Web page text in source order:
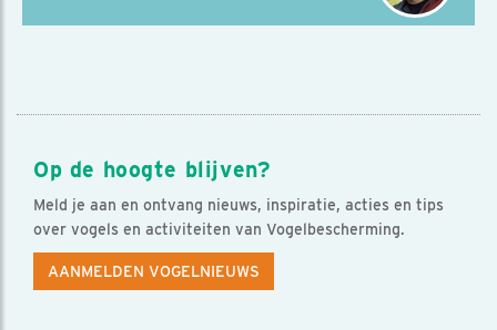
Op de hoogte blijven?
Meld je aan en ontvang nieuws, inspiratie, acties en tips
over vogels en activiteiten van Vogelbescherming.
AANMELDEN VOGELNIEUWS